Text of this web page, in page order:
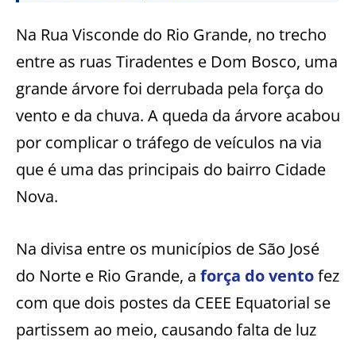
Na Rua Visconde do Rio Grande, no trecho
entre as ruas Tiradentes e Dom Bosco, uma
grande árvore foi derrubada pela força do
vento e da chuva. A queda da árvore acabou
por complicar o tráfego de veículos na via
que é uma das principais do bairro Cidade
Nova.
Na divisa entre os municípios de São José
do Norte e Rio Grande, a força do ventofez
com que dois postes da CEEE Equatorial se
partissem ao meio, causando falta de luz